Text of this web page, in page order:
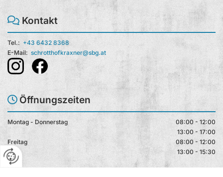
 Kontakt
Tel.: +43 6432 8368
E-Mail:schrotthofkraxner@sbg.at
Öffnungszeiten
Montag - Donnerstag
08:00 - 12:00
13:00 - 17:00
Freitag
08:00 - 12:00
13:00 - 15:30